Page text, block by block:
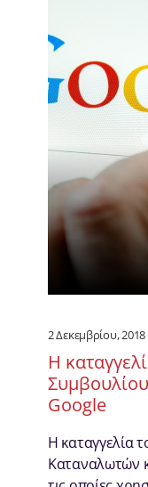
2 Δεκεμβρίου, 2018
Η
Google
Η καταγγελία
Καταναλωτών